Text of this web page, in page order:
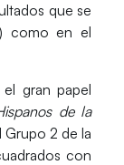
que se
como en el
gran papel
de la
Grupo 2 de la
con